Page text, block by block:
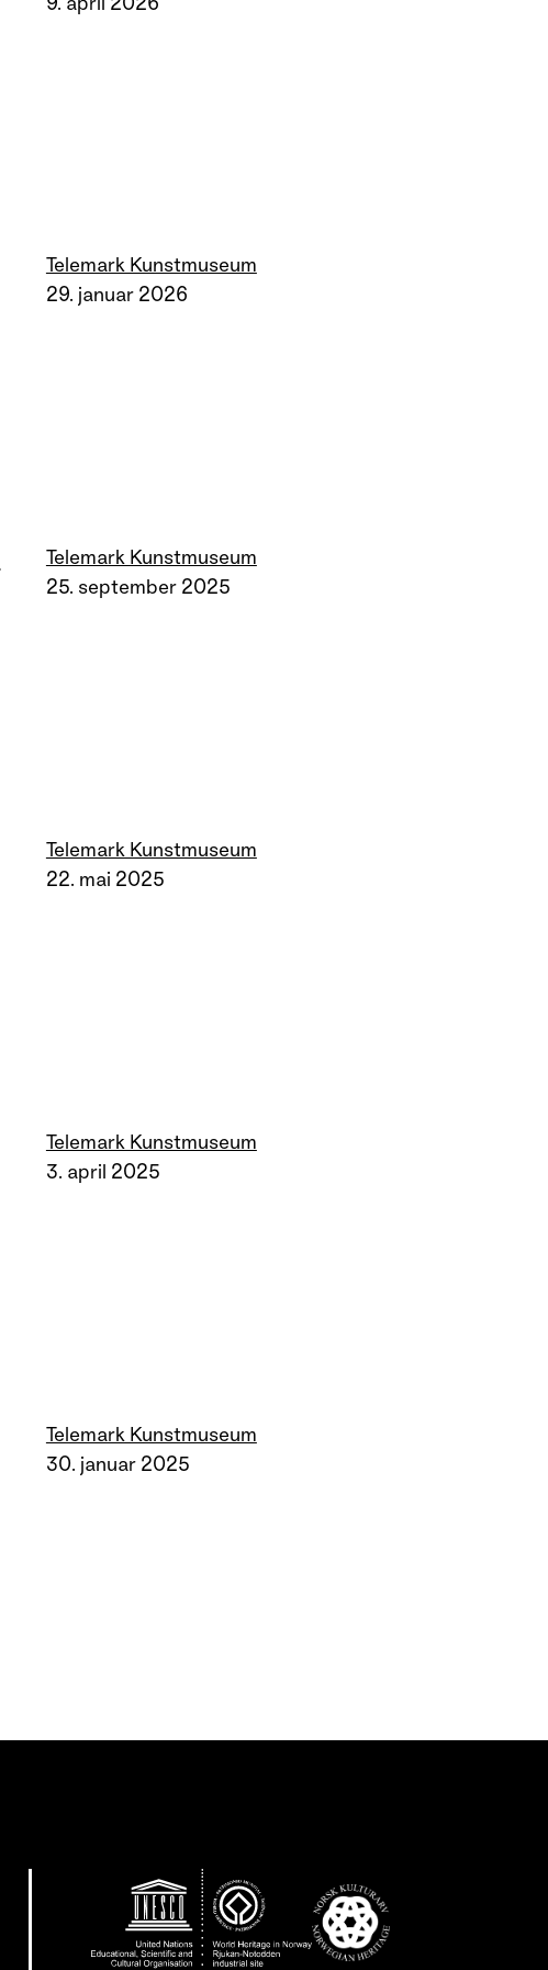
Telemark Kunstmuseum
29. januar 2026
Telemark Kunstmuseum
25. september 2025
Telemark Kunstmuseum
22. mai 2025
Telemark Kunstmuseum
3. april 2025
Telemark Kunstmuseum
30. januar 2025